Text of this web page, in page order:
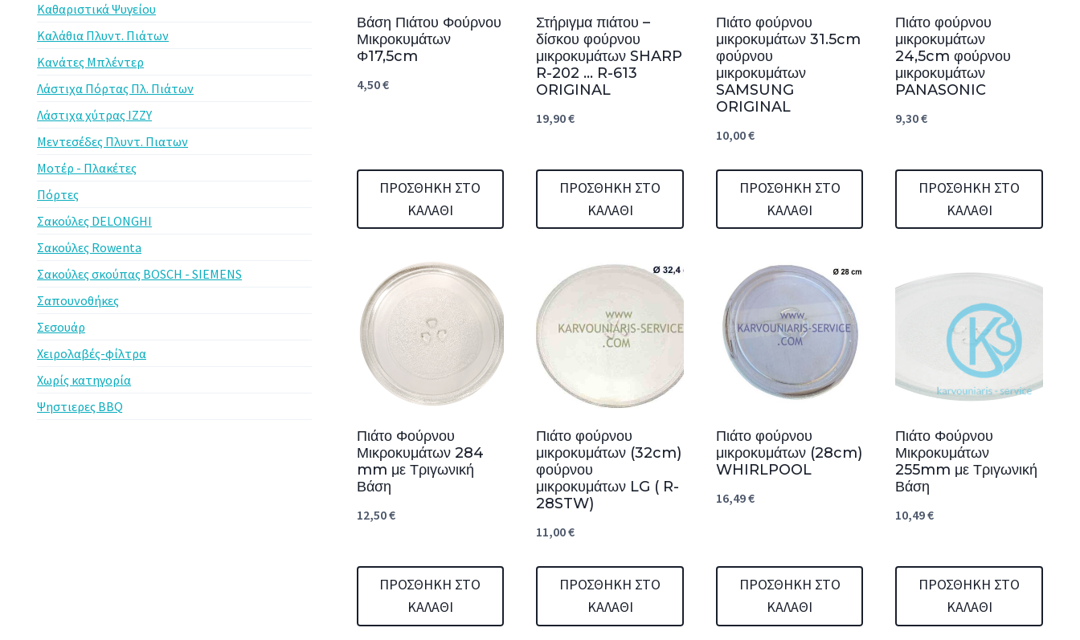
Βάση Πιάτου Φούρνου
Μικροκυμάτων
Φ17,5cm
4,50€
ΠΡΟΣΘΉΚΗ ΣΤΟ
ΚΑΛΆΘΙ
Στήριγμα πιάτου –
δίσκου φούρνου
μικροκυμάτων SHARP
R-202 … R-613
ORIGINAL
19,90€
ΠΡΟΣΘΉΚΗ ΣΤΟ
ΚΑΛΆΘΙ
Πιάτο φούρνου
μικροκυμάτων 31.5cm
φούρνου
μικροκυμάτων
SAMSUNG
ORIGINAL
10,00€
ΠΡΟΣΘΉΚΗ ΣΤΟ
ΚΑΛΆΘΙ
Πιάτο φούρνου
μικροκυμάτων
24,5cm φούρνου
μικροκυμάτων
PANASONIC
9,30€
ΠΡΟΣΘΉΚΗ ΣΤΟ
ΚΑΛΆΘΙ
Πιάτο Φούρνου
Μικροκυμάτων 284
mm με Τριγωνική
Βάση
12,50€
ΠΡΟΣΘΉΚΗ ΣΤΟ
ΚΑΛΆΘΙ
Πιάτο φούρνου
μικροκυμάτων (32cm)
φούρνου
μικροκυμάτων LG ( R-
28STW)
11,00€
ΠΡΟΣΘΉΚΗ ΣΤΟ
ΚΑΛΆΘΙ
Πιάτο φούρνου
μικροκυμάτων (28cm)
WHIRLPOOL
16,49€
ΠΡΟΣΘΉΚΗ ΣΤΟ
ΚΑΛΆΘΙ
Πιάτο Φούρνου
Μικροκυμάτων
255mm με Τριγωνική
Βάση
10,49€
ΠΡΟΣΘΉΚΗ ΣΤΟ
ΚΑΛΆΘΙ
Καθαριστικά Ψυγείου
Καλάθια Πλυντ. Πιάτων
Κανάτες Μπλέντερ
Λάστιχα Πόρτας Πλ. Πιάτων
Λάστιχα χύτρας IZZY
Μεντεσέδες Πλυντ. Πιατων
Μοτέρ - Πλακέτες
Πόρτες
Σακούλες DELONGHI
Σακούλες Rowenta
Σακούλες σκούπας BOSCH - SIEMENS
Σαπουνοθήκες
Σεσουάρ
Χειρολαβές-φίλτρα
Χωρίς κατηγορία
Ψηστιερες BBQ